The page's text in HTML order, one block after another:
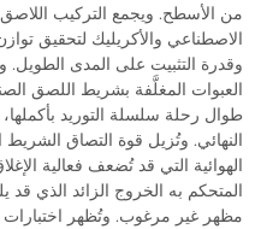
من الأسطح. ويجمع التركيب
الاصطناعي والأكريليك لتحقيق
وقدرة التثبيت على المدى
طوال رحلة سلسلة التوريد
النهائي. وتُزيل قوة التصاق الشريط
الهوائية التي قد تُضعف فعالية
المتحكم به الخروج الزائد الذي
مظهر غير مرغوب. وتُظهر اختبارات